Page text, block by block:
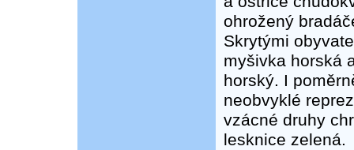
ohrožený
Skrytými
myšivka horská
horský. I
neobvyklé
vzácné druhy
lesknice zelená.